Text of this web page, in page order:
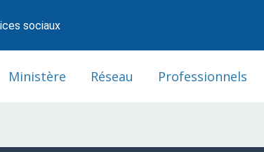
sociaux
Ministère Réseau Professionnels